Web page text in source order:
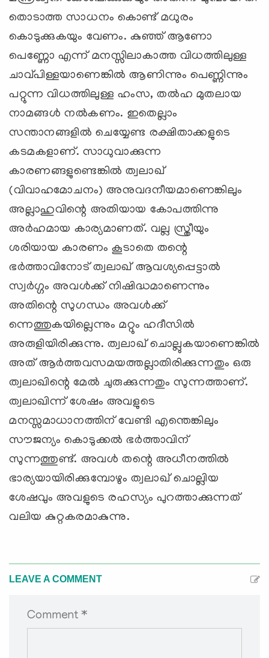
തൊടാത്ത സാധനം കൊണ്ട് മധുരം
കൊടുക്കുകയും വേണം. കുഞ്ഞ് ആണോ
പെണ്ണോ എന്ന് മനസ്സിലാകാത്ത വിധത്തിലുള്ള
ചാവ്പിള്ളയാണെങ്കില്‍ ആണിന്നും പെണ്ണിന്നും
പറ്റുന്ന വിധത്തിലുള്ള ഹംസ, തല്‍ഹ മുതലായ
നാമങ്ങള്‍ നല്‍കണം. ഇതെല്ലാം
സന്താനങ്ങളില്‍ ചെയ്യേണ്ട രക്ഷിതാക്കളുടെ
കടമകളാണ്. സാധുവാക്കുന്ന
കാരണങ്ങളുണ്ടെങ്കില്‍ ത്വലാഖ്
(വിവാഹമോചനം) അനുവദനീയമാണെങ്കിലും
അല്ലാഹുവിന്റെ അതിയായ കോപത്തിന്നു
അര്‍ഹമായ കാര്യമാണത്. വല്ല സ്ത്രീയും
ശരിയായ കാരണം കൂടാതെ തന്റെ
ഭര്‍ത്താവിനോട് ത്വലാഖ് ആവശ്യപ്പെട്ടാല്‍
സ്വര്‍ഗ്ഗം അവള്‍ക്ക് നിഷിദ്ധമാണെന്നും
അതിന്റെ സുഗന്ധം അവള്‍ക്ക്
ന്നെത്തുകയില്ലെന്നും മറ്റും ഹദീസില്‍
അരുളിയിരിക്കുന്നു. ത്വലാഖ് ചൊല്ലുകയാണെങ്കില്‍
അത് ആര്‍ത്തവസമയത്തല്ലാതിരിക്കുന്നതും ഒരു
ത്വലാഖിന്റെ മേല്‍ ചുരുക്കുന്നതും സുന്നത്താണ്.
ത്വലാഖിന്ന് ശേഷം അവളുടെ
മനസ്സമാധാനത്തിന് വേണ്ടി എന്തെങ്കിലും
സൗജന്യം കൊടുക്കല്‍ ഭര്‍ത്താവിന്
സുന്നത്തുണ്ട്. അവള്‍ തന്റെ അധീനത്തില്‍
ഭാര്യയായിരിക്കുമ്പോഴും ത്വലാഖ് ചൊല്ലിയ
ശേഷവും അവളുടെ രഹസ്യം പുറത്താക്കുന്നത്
വലിയ കുറ്റകരമാകുന്നു.
LEAVE A COMMENT
Comment *